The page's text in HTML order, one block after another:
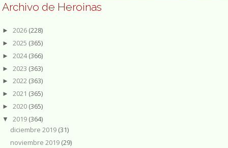
Archivo de Heroinas
► 2026 (228)
► 2025 (365)
► 2024(366)
► 2023 (363)
► 2022 (363)
► 2021 (365)
► 2020 (365)
▼ 2019 (364)
diciembre 2019 (31)
noviembre 2019 (29)